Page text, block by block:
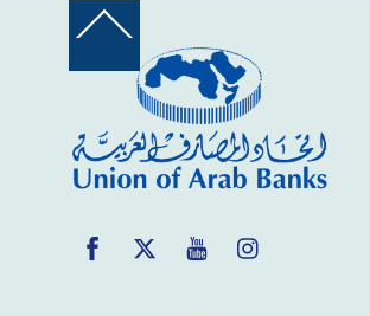
Back
Top
Facebook
Twitter YouTube